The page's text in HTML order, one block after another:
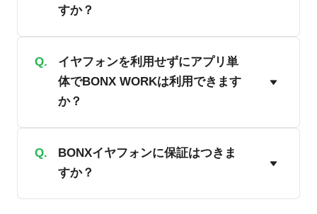
機能をご利用いただくにはBONXイヤフ
ォンをご利用ください。
すか？
A.
はい、利用可能です。ただし、一部機能
が制限されるため、全機能をご利用いた
だくにはBONXイヤフォンをご利用くだ
さい。
Q.
イヤフォンを利用せずにアプリ単
体でBONX WORKは利用できます
か？
A.
はい、利用可能です。通常の電話のよう
にスマートフォンを手に持ってご使用い
ただくか、スマートフォンのスピーカー
Q.
BONXイヤフォンに保証はつきま
すか？